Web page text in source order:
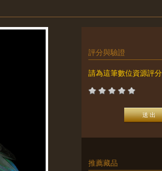
評分與驗證
請為這筆數位資源評分
推薦藏品